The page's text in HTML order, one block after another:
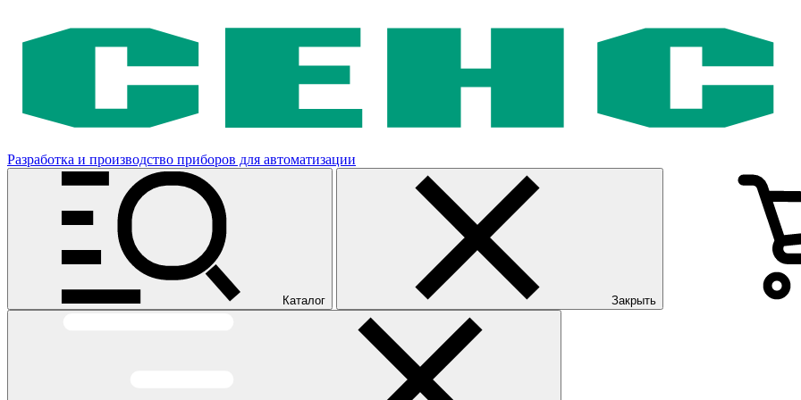
Разработка и производство приборов для автоматизации
Каталог Закрыть